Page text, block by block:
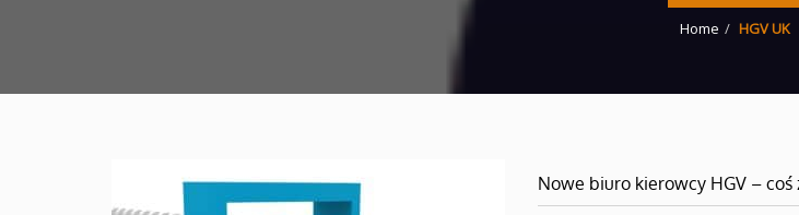
Home HGV UK
Nowe biuro kierowcy HGV – coś